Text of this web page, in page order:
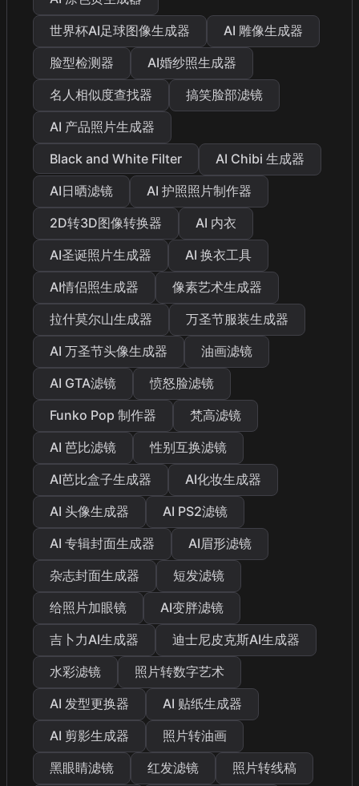
世界杯AI足球图像生成器
AI 雕像生成器
脸型检测器
AI婚纱照生成器
名人相似度查找器
搞笑脸部滤镜
AI 产品照片生成器
Black and White Filter
AI Chibi 生成器
AI日晒滤镜
AI 护照照片制作器
2D转3D图像转换器
AI 内衣
AI圣诞照片生成器
AI 换衣工具
AI情侣照生成器
像素艺术生成器
拉什莫尔山生成器
万圣节服装生成器
AI 万圣节头像生成器
油画滤镜
AI GTA滤镜
愤怒脸滤镜
Funko Pop 制作器
梵高滤镜
AI 芭比滤镜
性别互换滤镜
AI芭比盒子生成器
AI化妆生成器
AI 头像生成器
AI PS2滤镜
AI 专辑封面生成器
AI眉形滤镜
杂志封面生成器
短发滤镜
给照片加眼镜
AI变胖滤镜
吉卜力AI生成器
迪士尼皮克斯AI生成器
水彩滤镜
照片转数字艺术
AI 发型更换器
AI 贴纸生成器
AI 剪影生成器
照片转油画
黑眼睛滤镜
红发滤镜
照片转线稿